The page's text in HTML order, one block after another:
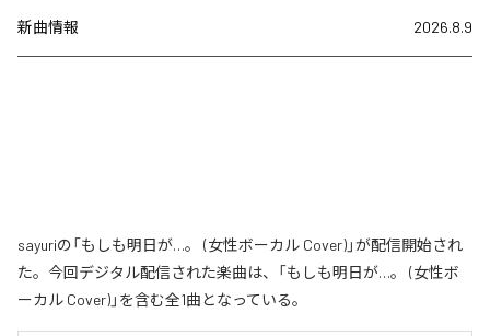
新曲情報 2026.8.9
sayuriの「もしも明日が…。 (女性ボーカル Cover)」が配信開始され
た。今回デジタル配信された楽曲は、「もしも明日が…。 (女性ボ
ーカル Cover)」を含む全1曲となっている。